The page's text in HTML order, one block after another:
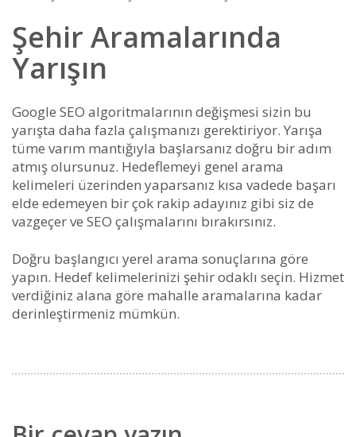
Şehir Aramalarında
Yarışın
Google SEO algoritmalarının değişmesi sizin bu
yarışta daha fazla çalışmanızı gerektiriyor. Yarışa
tüme varım mantığıyla başlarsanız doğru bir adım
atmış olursunuz. Hedeflemeyi genel arama
kelimeleri üzerinden yaparsanız kısa vadede başarı
elde edemeyen bir çok rakip adayınız gibi siz de
vazgeçer ve SEO çalışmalarını bırakırsınız.
Doğru başlangıcı yerel arama sonuçlarına göre
yapın. Hedef kelimelerinizi şehir odaklı seçin. Hizmet
verdiğiniz alana göre mahalle aramalarına kadar
derinleştirmeniz mümkün.